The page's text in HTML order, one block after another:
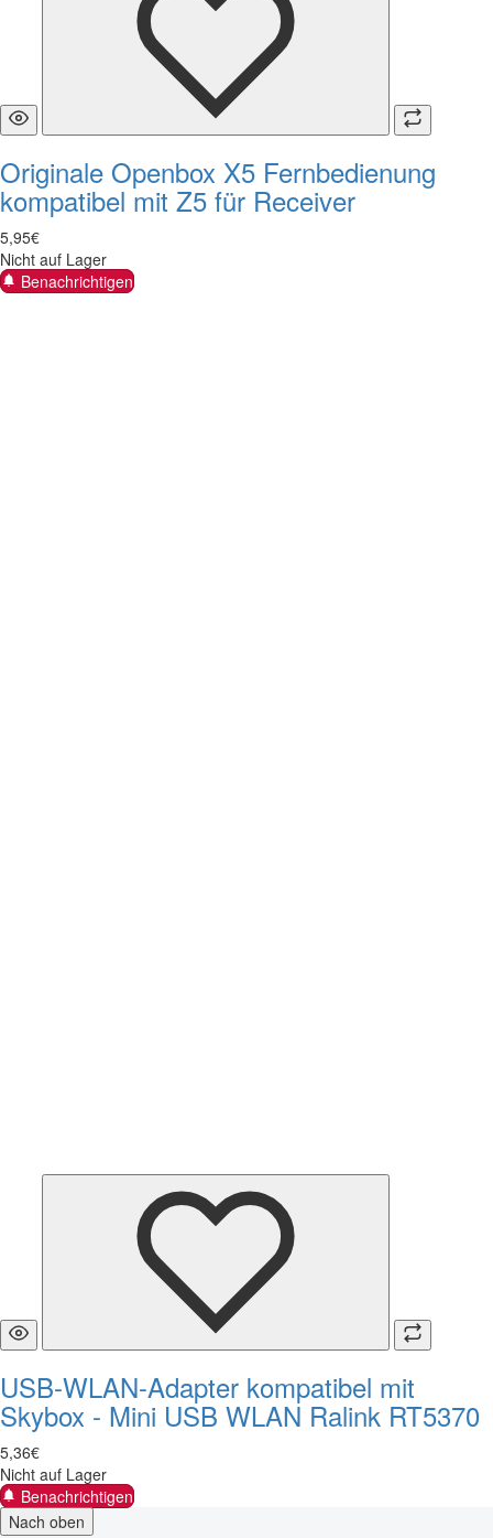
Originale Openbox X5 Fernbedienung
kompatibel mit Z5 für Receiver
5,95€
Nicht auf Lager
Benachrichtigen
USB-WLAN-Adapter kompatibel mit
Skybox - Mini USB WLAN Ralink RT5370
5,36€
Nicht auf Lager
Benachrichtigen
Nach oben